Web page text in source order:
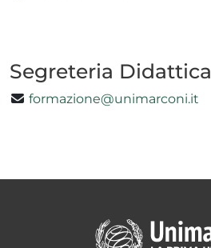
Segreteria Didattica
formazione@unimarconi.it